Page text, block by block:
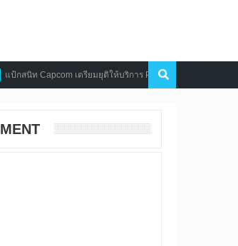
เตรียมยุติให้บริการ Puzzle Fighter กรกฎาคมนี้